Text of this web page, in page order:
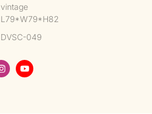
vintage
L79*W79*H82
DVSC-049